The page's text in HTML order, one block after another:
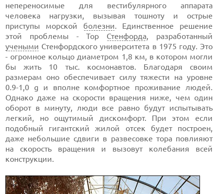
непереносимые для вестибулярного аппарата
человека нагрузки, вызывая тошноту и острые
приступы морской болезни. Единственное решение
этой проблемы - Тор Стенфорда, разработанный
учеными Стенфордского университета в 1975 году. Это
- огромное кольцо диаметром 1,8 км, в котором могли
бы жить 10 тыс. космонавтов. Благодаря своим
размерам оно обеспечивает силу тяжести на уровне
0.9-1,0 g и вполне комфортное проживание людей.
Однако даже на скорости вращения ниже, чем один
оборот в минуту, люди все равно будут испытывать
легкий, но ощутимый дискомфорт. При этом если
подобный гигантский жилой отсек будет построен,
даже небольшие сдвиги в развесовке тора повлияют
на скорость вращения и вызовут колебания всей
конструкции.